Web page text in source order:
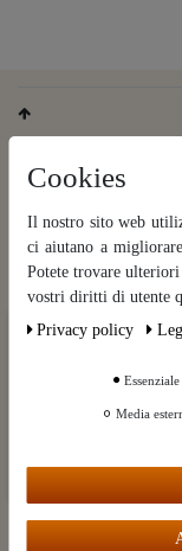
Unser Rundbrief
Informationen zum
Cookies
Il nostro sito web
ci aiutano a
Potete trovare
vostri diritti di utente
Privacy policy
Essenziale
Media